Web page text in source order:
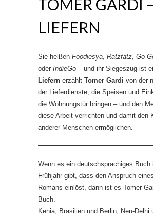
TOMER GARDI –
LIEFERN
Sie heißen Foodiesya Ratzfatz Go
oder IndieGo – und ihr Siegeszug ist
Liefern erzählt Tomer Gardi von der
der Lieferdienste, die Speisen und
die Wohnungstür bringen – und den
diese Arbeit verrichten und damit den
anderer Menschen ermöglichen.
Wenn es ein deutschsprachiges Buch
Frühjahr gibt, dass den Anspruch
Romans einlöst, dann ist es Tomer
Buch.
Kenia, Brasilien und Berlin, Neu-Delhi